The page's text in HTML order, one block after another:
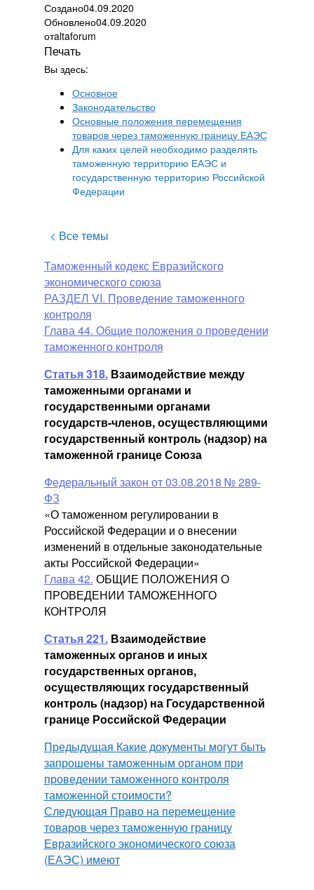
Создано04.09.2020
Обновлено04.09.2020
отaltaforum
Печать
Вы здесь:
Основное
Законодательство
Основные положения перемещения
товаров через таможенную границу ЕАЭС
Для каких целей необходимо разделять
таможенную территорию ЕАЭС и
государственную территорию Российской
Федерации
< Все темы
Таможенный кодекс Евразийского
экономического союза
РАЗДЕЛ VI. Проведение таможенного
контроля
Глава 44. Общие положения о проведении
таможенного контроля
Статья 318.Взаимодействие между
таможенными органами и
государственными органами
государств-членов, осуществляющими
государственный контроль (надзор) на
таможенной границе Союза
Федеральный закон от 03.08.2018 № 289-
ФЗ
«О таможенном регулировании в
Российской Федерации и о внесении
изменений в отдельные законодательные
акты Российской Федерации»
Глава 42. ОБЩИЕ ПОЛОЖЕНИЯ О
ПРОВЕДЕНИИ ТАМОЖЕННОГО
КОНТРОЛЯ
Статья 221.Взаимодействие
таможенных органов и иных
государственных органов,
осуществляющих государственный
контроль (надзор) на Государственной
границе Российской Федерации
Предыдущая Какие документы могут быть
запрошены таможенным органом при
проведении таможенного контроля
таможенной стоимости?
Следующая Право на перемещение
товаров через таможенную границу
Евразийского экономического союза
(ЕАЭС) имеют